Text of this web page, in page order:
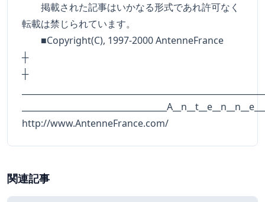
掲載された記事はいかなる形式であれ許可なく
転載は禁じられています。
■Copyright(C), 1997-2000 AntenneFrance
┼
http://www.AntenneFrance.com/
関連記事